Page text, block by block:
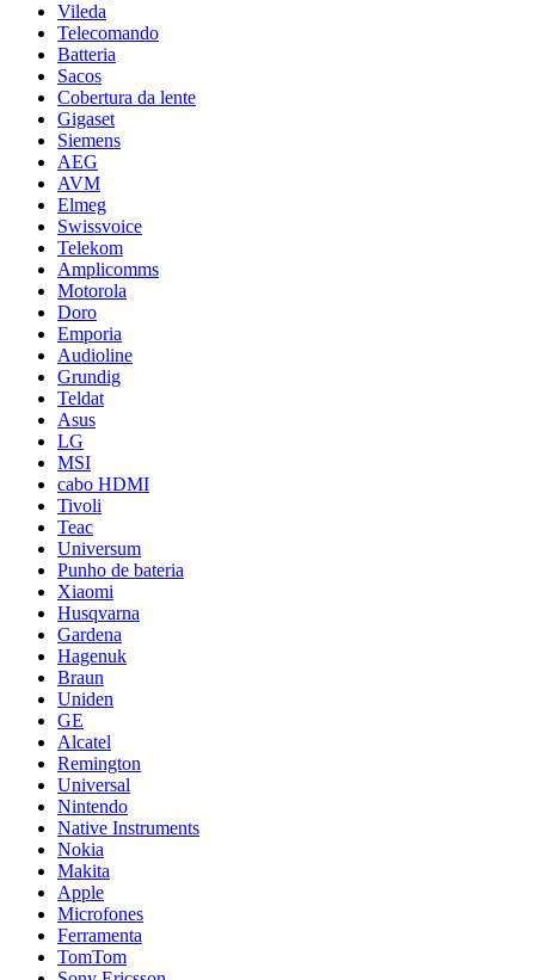
Vileda
Telecomando
Batteria
Sacos
Cobertura da lente
Gigaset
Siemens
AEG
AVM
Elmeg
Swissvoice
Telekom
Amplicomms
Motorola
Doro
Emporia
Audioline
Grundig
Teldat
Asus
LG
MSI
cabo HDMI
Tivoli
Teac
Universum
Punho de bateria
Xiaomi
Husqvarna
Gardena
Hagenuk
Braun
Uniden
GE
Alcatel
Remington
Universal
Nintendo
Native Instruments
Nokia
Makita
Apple
Microfones
Ferramenta
TomTom